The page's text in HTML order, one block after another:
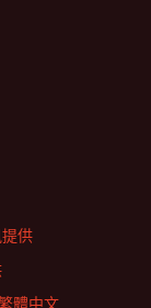
供
體中文